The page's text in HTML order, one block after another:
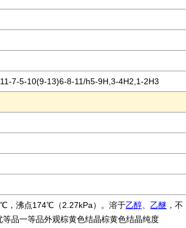
7-5-10(9-13)6-8-11/h5-9H,3-4H2,1-2H3
，沸点174℃（2.27kPa）。溶于乙醇 乙醚 ，不
等品一等品外观棕黄色结晶棕黄色结晶纯度